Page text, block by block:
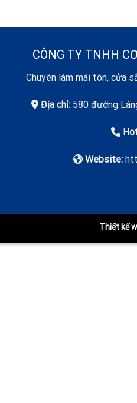
CÔNG TY TNHH
Chuyên làm mái tôn, cửa
Địa chỉ: 580 đường
Website:
Thiết kế